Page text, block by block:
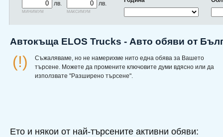
лв.
минимум
лв.
максимум
Автокъща ELOS Trucks - Авто обяви от
(!)
Съжаляваме, но не намерихме нито една обява за Вашето
търсене. Можете да промените ключовите думи вдясно или да
използвате "Разширено търсене".
Ето и някои от най-търсените активни обяви: